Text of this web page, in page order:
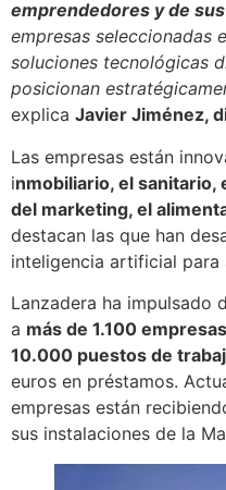
emprendedores y de
empresas seleccionadas
soluciones tecnológicas
posicionan
explica Javier Jiménez,
Las empresas están
inmobiliario, el sanitario,
del marketing, el
destacan las que han
inteligencia artificial
Lanzadera ha impulsado
a más de 1.100
10.000 puestos de
euros en préstamos.
empresas están
sus instalaciones de la